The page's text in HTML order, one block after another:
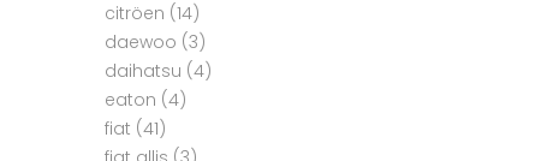
citröen (14)
daewoo (3)
daihatsu (4)
eaton (4)
fiat (41)